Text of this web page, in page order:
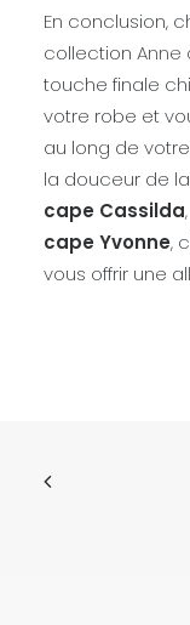
En conclusion,
collection Anne
touche finale
votre robe et
au long de
la douceur de la
cape Cassilda
cape Yvonne,
vous offrir une